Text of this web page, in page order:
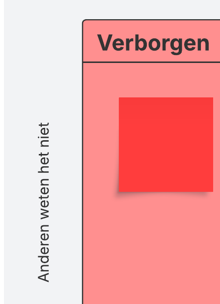
Het Johari venster helpt persoonlijke en interpersoonlijke relaties te
versterken. Bestudeer gedrag en persoonlijkheidskenmerken en label
ze als 'open', 'blind', 'verborgen' of 'onbekend' om zelfbewustzijn en
teamwork te verbeteren.
Gerelateerde sjablonen